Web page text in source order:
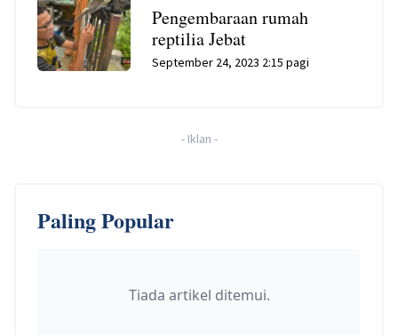
Pengembaraan rumah
reptilia Jebat
September 24, 2023 2:15 pagi
- Iklan -
Paling Popular
Tiada artikel ditemui.